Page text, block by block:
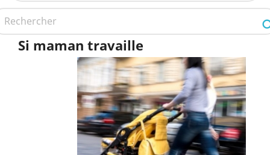
Si maman travaille